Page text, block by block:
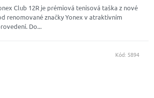
Club 12R je prémiová tenisová taška z nové
renomované značky Yonex v atraktivním
Do...
Kód: 5894